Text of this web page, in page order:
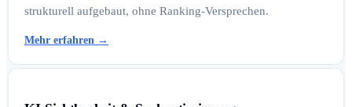
strukturell aufgebaut, ohne Ranking-Versprechen.
Mehr erfahren →